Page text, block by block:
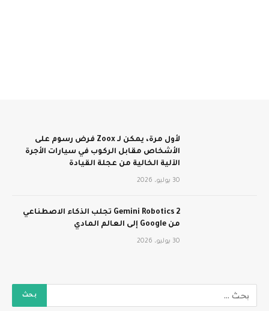
لأول مرة، يمكن لـ Zoox فرض رسوم على
الأشخاص مقابل الركوب في سيارات الأجرة
الآلية الخالية من عجلة القيادة
30 يوليو، 2026
Gemini Robotics 2 تجلب الذكاء الاصطناعي
من Google إلى العالم المادي
30 يوليو، 2026